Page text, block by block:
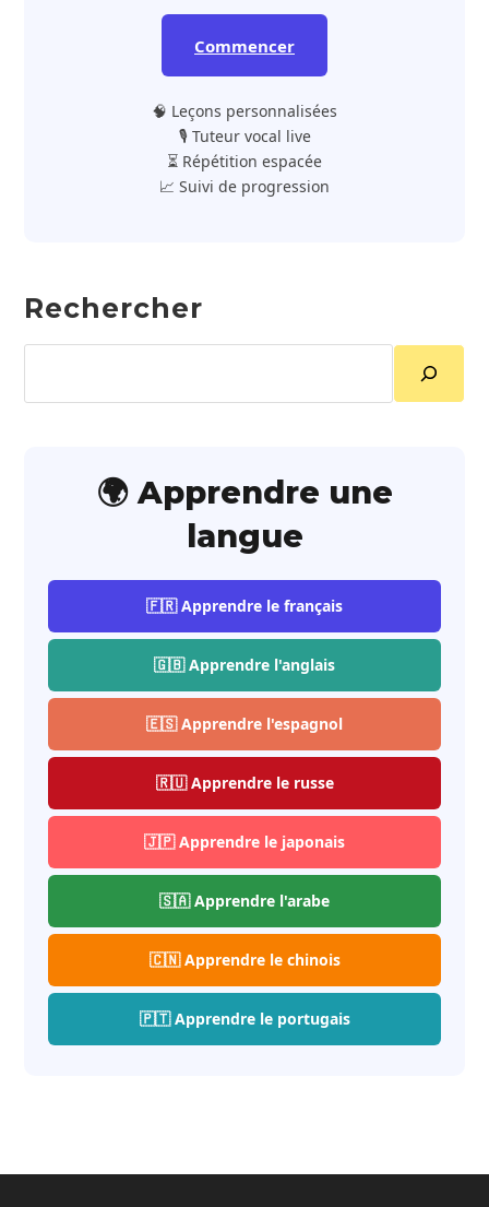
Commencer
🧠 Leçons personnalisées
🎙️ Tuteur vocal live
⏳ Répétition espacée
📈 Suivi de progression
Rechercher
🌍 Apprendre une
langue
🇫🇷 Apprendre le français
🇬🇧 Apprendre l'anglais
🇪🇸 Apprendre l'espagnol
🇷🇺 Apprendre le russe
🇯🇵 Apprendre le japonais
🇸🇦 Apprendre l'arabe
🇨🇳 Apprendre le chinois
🇵🇹 Apprendre le portugais